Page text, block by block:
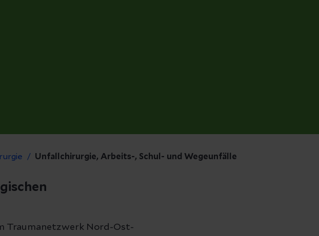
Unfallchirurgie, Arbeits-, Schul- und Wegeunfälle
Traumanetzwerk Nord-Ost-